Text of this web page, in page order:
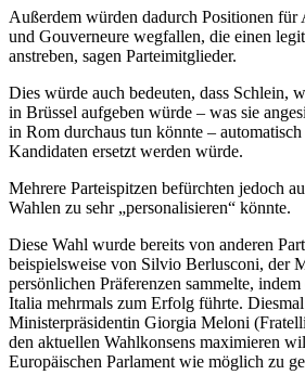
Außerdem würden dadurch Positionen
und Gouverneure wegfallen, die einen
anstreben, sagen Parteimitglieder.
Dies würde auch bedeuten, dass Schlein,
in Brüssel aufgeben würde – was sie
in Rom durchaus tun könnte –
Kandidaten ersetzt werden würde.
Mehrere Parteispitzen befürchten jedoch
Wahlen zu sehr „personalisieren“ könnte.
Diese Wahl wurde bereits von anderen
beispielsweise von Silvio Berlusconi, der
persönlichen Präferenzen sammelte,
Italia mehrmals zum Erfolg führte.
Ministerpräsidentin Giorgia Meloni
den aktuellen Wahlkonsens maximieren
Europäischen Parlament wie möglich zu